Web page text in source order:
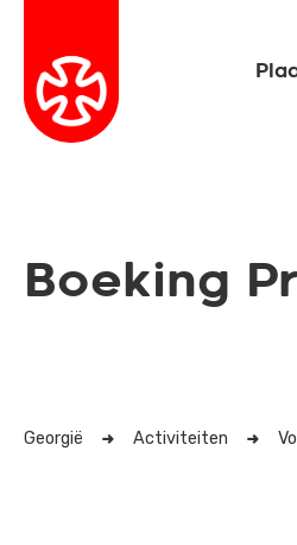
Boeking
Georgië Activiteiten